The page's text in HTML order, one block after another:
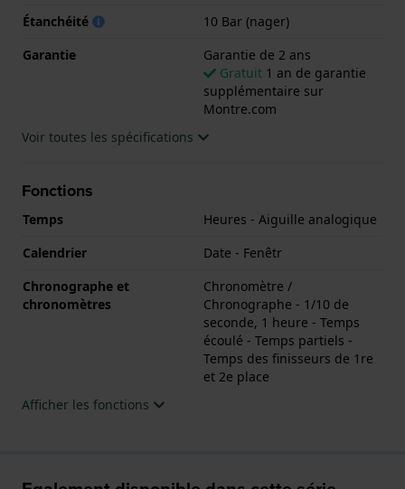
Étanchéité
10 Bar (nager)
Garantie
Garantie de 2 ans
Gratuit 1 an de garantie
supplémentaire sur
Montre.com
Voir toutes les spécifications
Fonctions
Temps
Heures - Aiguille analogique
Calendrier
Date - Fenêtr
Chronographe et
chronomètres
Chronomètre /
Chronographe - 1/10 de
seconde, 1 heure - Temps
écoulé - Temps partiels -
Temps des finisseurs de 1re
et 2e place
Afficher les fonctions